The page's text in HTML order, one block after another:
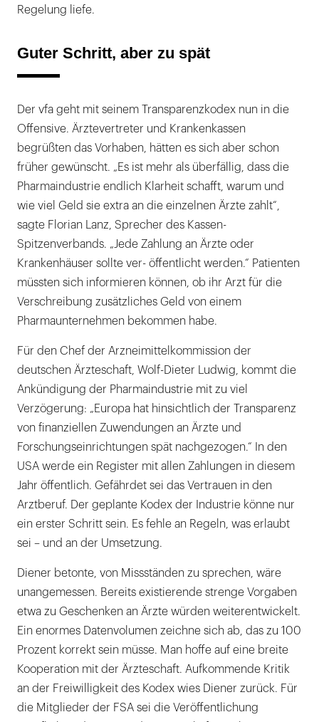
Regelung liefe.
Guter Schritt, aber zu spät
Der vfa geht mit seinem Transparenzkodex nun in die
Offensive. Ärztevertreter und Krankenkassen
begrüßten das Vorhaben, hätten es sich aber schon
früher gewünscht. „Es ist mehr als überfällig, dass die
Pharmaindustrie endlich Klarheit schafft, warum und
wie viel Geld sie extra an die einzelnen Ärzte zahlt“,
sagte Florian Lanz, Sprecher des Kassen-
Spitzenverbands. „Jede Zahlung an Ärzte oder
Krankenhäuser sollte ver- öffentlicht werden.“ Patienten
müssten sich informieren können, ob ihr Arzt für die
Verschreibung zusätzliches Geld von einem
Pharmaunternehmen bekommen habe.
Für den Chef der Arzneimittelkommission der
deutschen Ärzteschaft, Wolf-Dieter Ludwig, kommt die
Ankündigung der Pharmaindustrie mit zu viel
Verzögerung: „Europa hat hinsichtlich der Transparenz
von finanziellen Zuwendungen an Ärzte und
Forschungseinrichtungen spät nachgezogen.“ In den
USA werde ein Register mit allen Zahlungen in diesem
Jahr öffentlich. Gefährdet sei das Vertrauen in den
Arztberuf. Der geplante Kodex der Industrie könne nur
ein erster Schritt sein. Es fehle an Regeln, was erlaubt
sei – und an der Umsetzung.
Diener betonte, von Missständen zu sprechen, wäre
unangemessen. Bereits existierende strenge Vorgaben
etwa zu Geschenken an Ärzte würden weiterentwickelt.
Ein enormes Datenvolumen zeichne sich ab, das zu 100
Prozent korrekt sein müsse. Man hoffe auf eine breite
Kooperation mit der Ärzteschaft. Aufkommende Kritik
an der Freiwilligkeit des Kodex wies Diener zurück. Für
die Mitglieder der FSA sei die Veröffentlichung